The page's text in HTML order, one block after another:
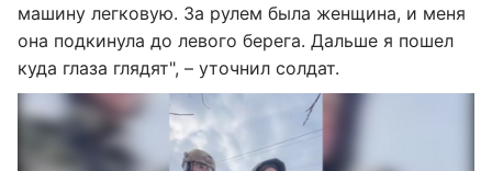
машину легковую. За рулем была женщина, и меня
она подкинула до левого берега. Дальше я пошел
куда глаза глядят", – уточнил солдат.